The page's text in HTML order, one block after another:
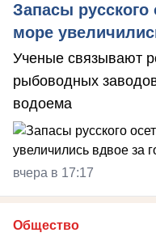
Запасы русского
море
Ученые связывают
рыбоводных
водоема
вчера в 17:17
Общество